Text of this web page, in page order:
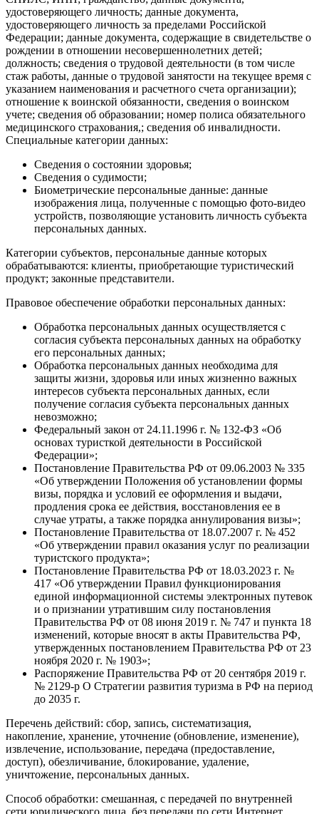
удостоверяющего личность; данные документа,
удостоверяющего личность за пределами Российской
Федерации; данные документа, содержащие в свидетельстве о
рождении в отношении несовершеннолетних детей;
должность; сведения о трудовой деятельности (в том числе
стаж работы, данные о трудовой занятости на текущее время с
указанием наименования и расчетного счета организации);
отношение к воинской обязанности, сведения о воинском
учете; сведения об образовании; номер полиса обязательного
медицинского страхования,; сведения об инвалидности.
Специальные категории данных:
Сведения о состоянии здоровья;
Сведения о судимости;
Биометрические персональные данные: данные
изображения лица, полученные с помощью фото-видео
устройств, позволяющие установить личность субъекта
персональных данных.
Категории субъектов, персональные данные которых
обрабатываются: клиенты, приобретающие туристический
продукт; законные представители.
Правовое обеспечение обработки персональных данных:
Обработка персональных данных осуществляется с
согласия субъекта персональных данных на обработку
его персональных данных;
Обработка персональных данных необходима для
защиты жизни, здоровья или иных жизненно важных
интересов субъекта персональных данных, если
получение согласия субъекта персональных данных
невозможно;
Федеральный закон от 24.11.1996 г. № 132-ФЗ «Об
основах туристкой деятельности в Российской
Федерации»;
Постановление Правительства РФ от 09.06.2003 № 335
«Об утверждении Положения об установлении формы
визы, порядка и условий ее оформления и выдачи,
продления срока ее действия, восстановления ее в
случае утраты, а также порядка аннулирования визы»;
Постановление Правительства от 18.07.2007 г. № 452
«Об утверждении правил оказания услуг по реализации
туристского продукта»;
Постановление Правительства РФ от 18.03.2023 г. №
417 «Об утверждении Правил функционирования
единой информационной системы электронных путевок
и о признании утратившим силу постановления
Правительства РФ от 08 июня 2019 г. № 747 и пункта 18
изменений, которые вносят в акты Правительства РФ,
утвержденных постановлением Правительства РФ от 23
ноября 2020 г. № 1903»;
Распоряжение Правительства РФ от 20 сентября 2019 г.
№ 2129-р О Стратегии развития туризма в РФ на период
до 2035 г.
Перечень действий: сбор, запись, систематизация,
накопление, хранение, уточнение (обновление, изменение),
извлечение, использование, передача (предоставление,
доступ), обезличивание, блокирование, удаление,
уничтожение, персональных данных.
Способ обработки: смешанная, с передачей по внутренней
сети юридического лица, без передачи по сети Интернет.